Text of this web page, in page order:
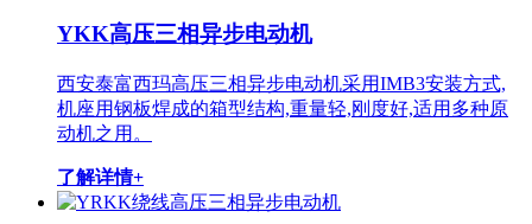
YKK高压三相异步电动机
西安泰富西玛高压三相异步电动机采用IMB3安装方式,
机座用钢板焊成的箱型结构,重量轻,刚度好,适用多种原
动机之用。
了解详情+